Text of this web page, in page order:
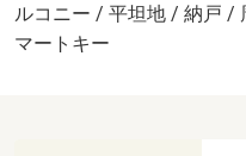
ルコニー / 平坦地 / 納戸 /
マートキー